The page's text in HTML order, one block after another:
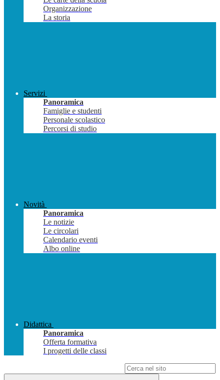
Organizzazione
La storia
Servizi
Panoramica
Famiglie e studenti
Personale scolastico
Percorsi di studio
Novità
Panoramica
Le notizie
Le circolari
Calendario eventi
Albo online
Didattica
Panoramica
Offerta formativa
I progetti delle classi